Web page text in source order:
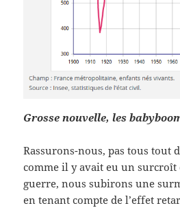
Grosse nouvelle, les
Rassurons-nous, pas tous tout
comme il y avait eu un surcroît
guerre, nous subirons une
en tenant compte de l’effet